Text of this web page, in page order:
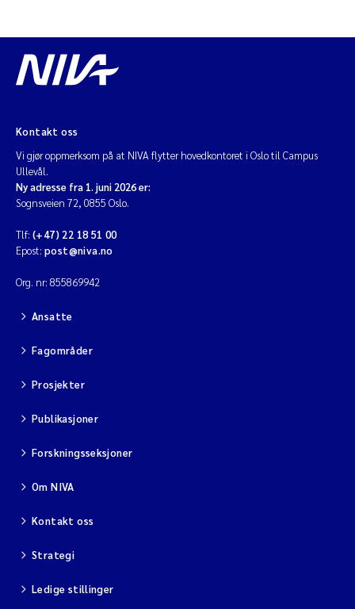
Kontakt oss
Vi gjør oppmerksom på at NIVA flytter hovedkontoret i Oslo til Campus
Ullevål.
Ny adresse fra 1. juni 2026 er:
Sognsveien 72, 0855 Oslo.
Tlf: (+47) 22 18 51 00
Epost: post@niva.no
Org. nr: 855869942
Ansatte
Fagområder
Prosjekter
Publikasjoner
Forskningsseksjoner
Om NIVA
Kontakt oss
Strategi
Ledige stillinger